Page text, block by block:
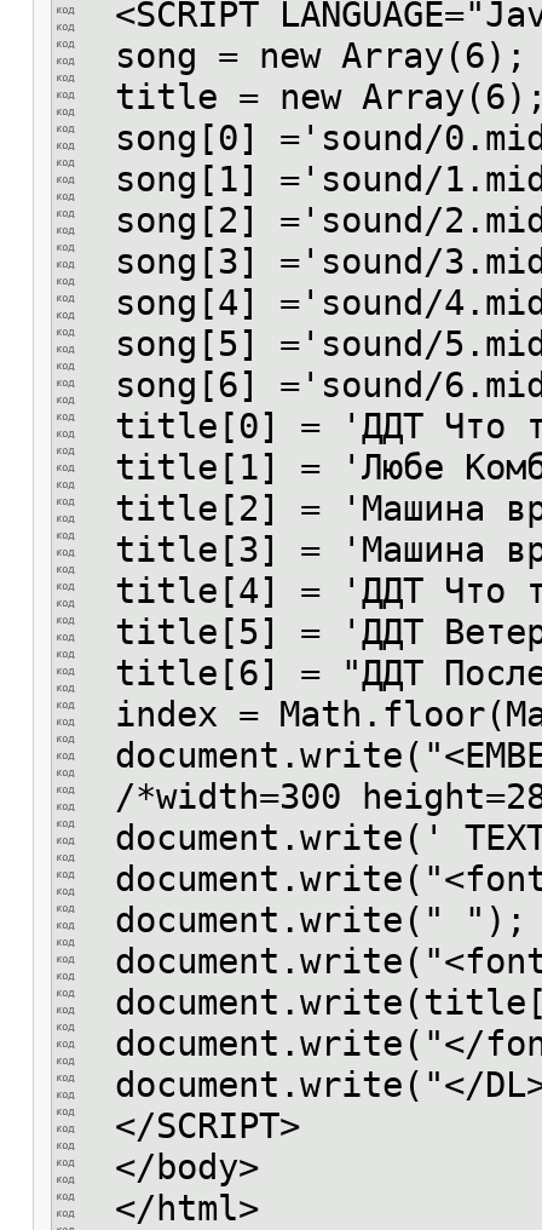
<SCRIPT
song = new Array(6);
title = new
song[0] ='sound/
song[1] ='sound/
song[2] ='sound/
song[3] ='sound/
song[4] ='sound/
song[5] ='sound/
song[6] ='sound/
title[0] = 'ДДТ Что
title[1] = 'Любе
title[2] = 'Машина
title[3] = 'Машина
title[4] = 'ДДТ Что
title[5] = 'ДДТ
title[6] = "ДДТ
index =
/*width=300
document.write('
document.write(" ");
document.write("</
document.write("</
</SCRIPT>
</body>
</html>